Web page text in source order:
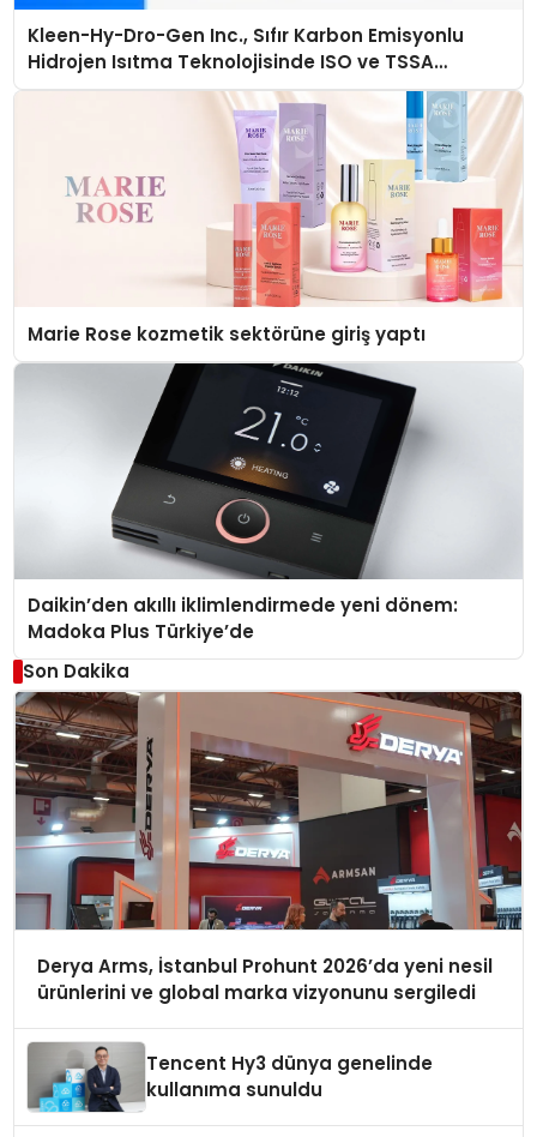
Kleen-Hy-Dro-Gen Inc., Sıfır Karbon Emisyonlu
Hidrojen Isıtma Teknolojisinde ISO ve TSSA
Düzenleyici Onaylarını Aldı
Marie Rose kozmetik sektörüne giriş yaptı
Daikin’den akıllı iklimlendirmede yeni dönem:
Madoka Plus Türkiye’de
Son Dakika
Derya Arms, İstanbul Prohunt 2026’da yeni nesil
ürünlerini ve global marka vizyonunu sergiledi
Tencent Hy3 dünya genelinde
kullanıma sunuldu